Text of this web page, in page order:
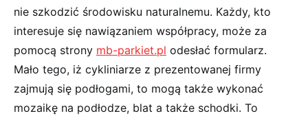
nie szkodzić środowisku naturalnemu. Każdy, kto
interesuje się nawiązaniem współpracy, może za
pomocą strony mb-parkiet.pl odesłać formularz.
Mało tego, iż cykliniarze z prezentowanej firmy
zajmują się podłogami, to mogą także wykonać
mozaikę na podłodze, blat a także schodki. To